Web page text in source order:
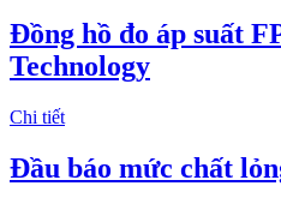
Đồng hồ đo áp suất
Technology
Chi tiết
Đầu báo mức chất